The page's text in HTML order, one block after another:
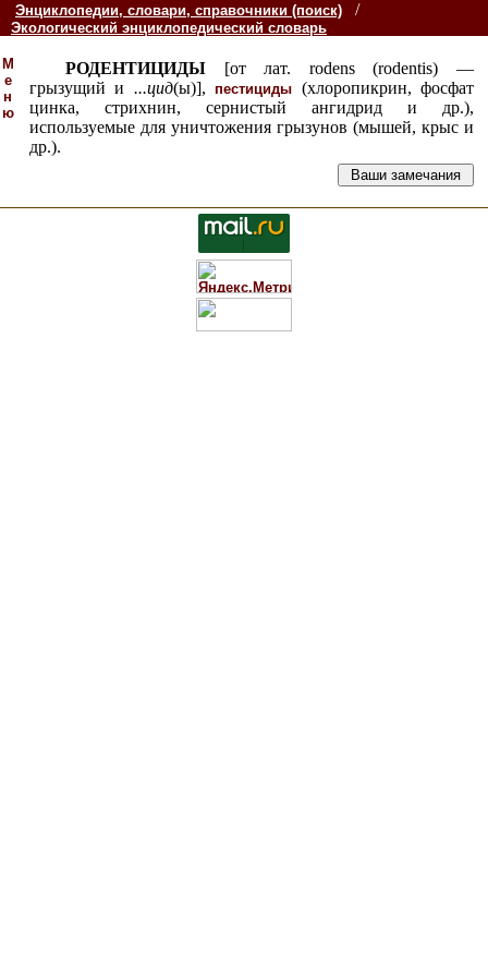
Энциклопедии, словари, справочники (поиск) /
Экологический энциклопедический словарь
М
е
н
ю
РОДЕНТИЦИДЫ [от лат. rodens (rodentis) —
грызущий и ...цид(ы)], пестициды (хлоропикрин, фосфат
цинка, стрихнин, сернистый ангидрид и др.),
используемые для уничтожения грызунов (мышей, крыс и
др.).